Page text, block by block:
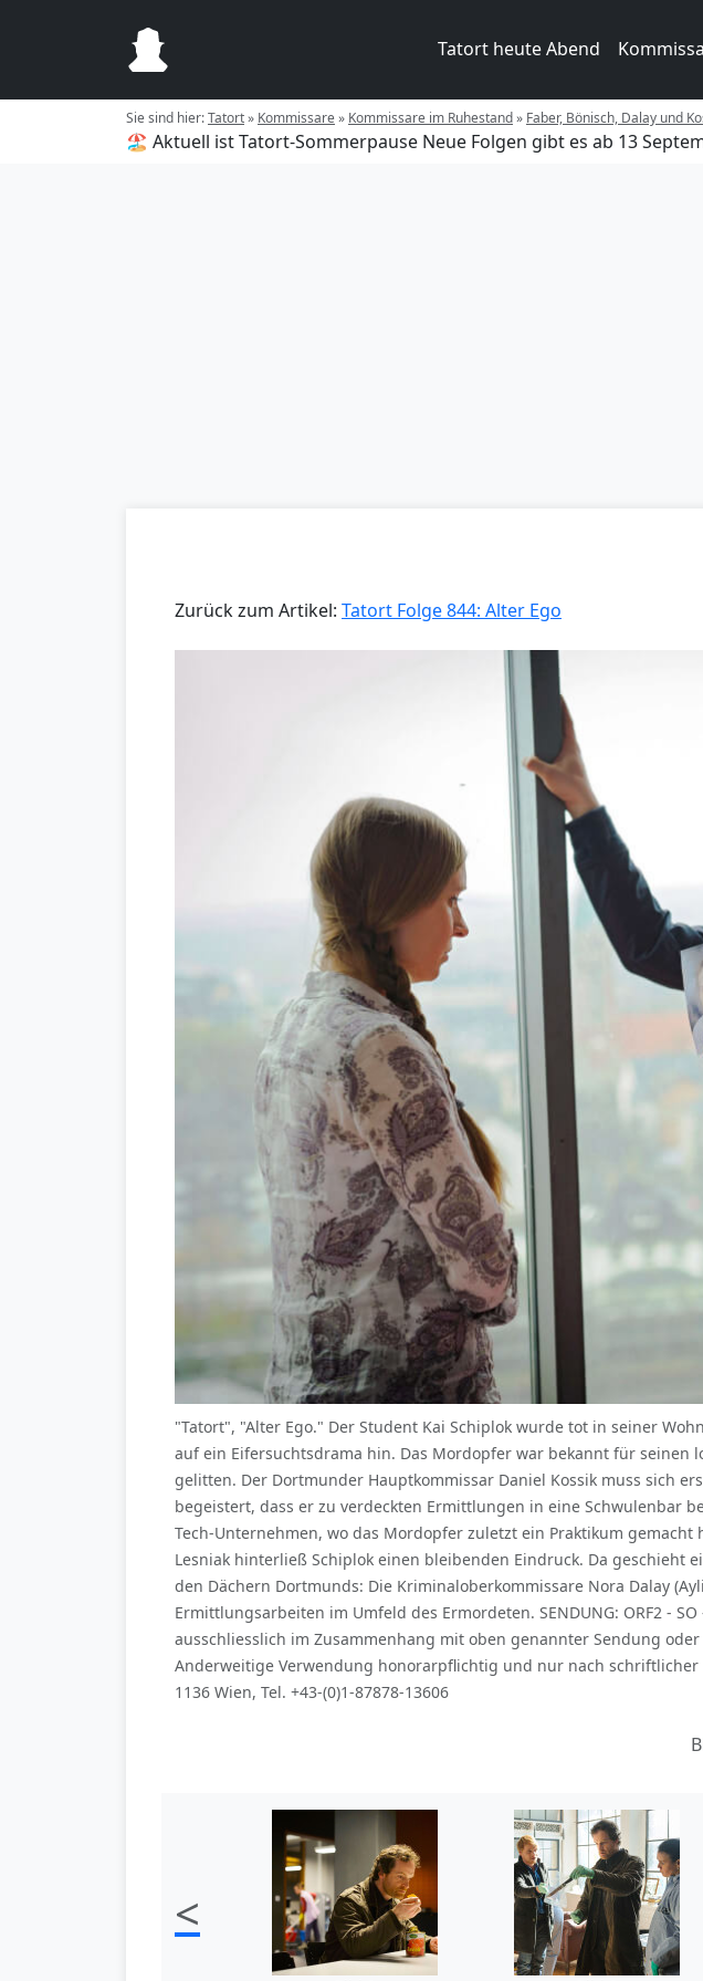
Tatort heute Abend
Sie sind hier:Tatort» Kommissare» Kommissare im Ruhestand» Faber, Bönisch, Dalay und
🏖️ Aktuell ist Tatort-Sommerpause Neue Folgen gibt es ab 13
Zurück zum Artikel: Tatort Folge 844: Alter Ego
"Tatort", "Alter Ego." Der Student Kai Schiplok wurde tot in seiner
auf ein Eifersuchtsdrama hin. Das Mordopfer war bekannt für seinen
gelitten. Der Dortmunder Hauptkommissar Daniel Kossik muss sich
begeistert, dass er zu verdeckten Ermittlungen in eine Schwulenbar
Tech-Unternehmen, wo das Mordopfer zuletzt ein Praktikum
Lesniak hinterließ Schiplok einen bleibenden Eindruck. Da geschieht
den Dächern Dortmunds: Die Kriminaloberkommissare Nora Dalay
Ermittlungsarbeiten im Umfeld des Ermordeten. SENDUNG: ORF2 -
ausschliesslich im Zusammenhang mit oben genannter Sendung
Anderweitige Verwendung honorarpflichtig und nur nach schriftlicher
1136 Wien, Tel. +43-(0)1-87878-13606
<